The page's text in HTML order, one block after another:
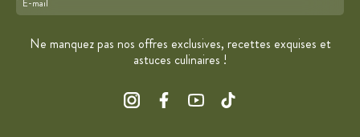
Format : adresse@email.com
Ne manquez pas nos offres exclusives, recettes exquises et
astuces culinaires !